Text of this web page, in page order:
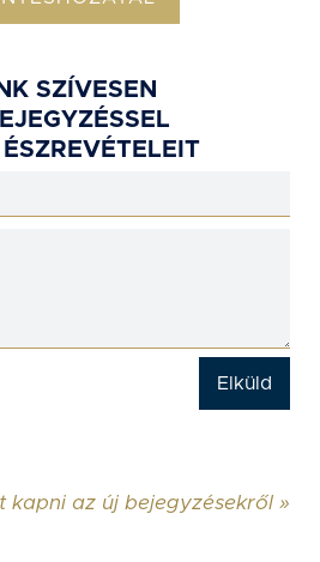
SZÍVESEN
kapni az új bejegyzésekről »